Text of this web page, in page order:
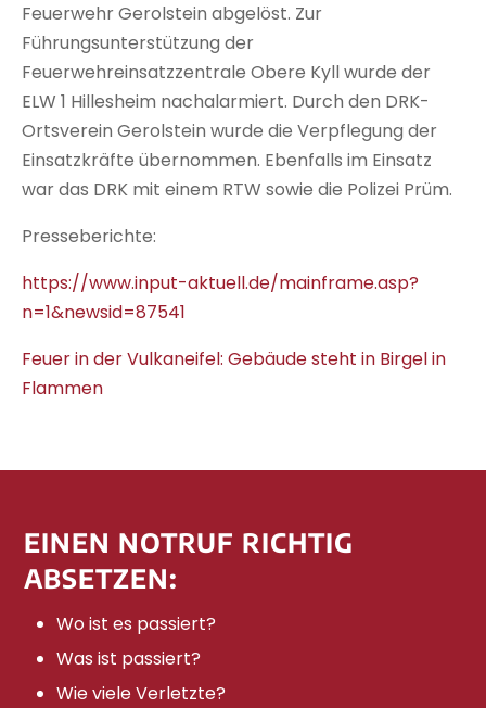
Feuerwehr Gerolstein abgelöst. Zur
Führungsunterstützung der
Feuerwehreinsatzzentrale Obere Kyll wurde der
ELW 1 Hillesheim nachalarmiert. Durch den DRK-
Ortsverein Gerolstein wurde die Verpflegung der
Einsatzkräfte übernommen. Ebenfalls im Einsatz
war das DRK mit einem RTW sowie die Polizei Prüm.
Presseberichte:
https://www.input-aktuell.de/mainframe.asp?
n=1&newsid=87541
Feuer in der Vulkaneifel: Gebäude steht in Birgel in
Flammen
EINEN NOTRUF RICHTIG
ABSETZEN:
Wo ist es passiert?
Was ist passiert?
Wie viele Verletzte?